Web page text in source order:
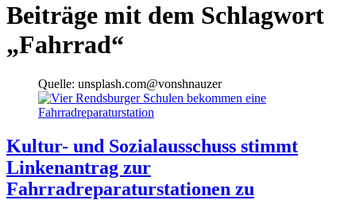
Beiträge mit dem Schlagwort
„Fahrrad“
Quelle: unsplash.com@vonshnauzer
Kultur- und Sozialausschuss stimmt
Linkenantrag zur
Fahrradreparaturstationen zu